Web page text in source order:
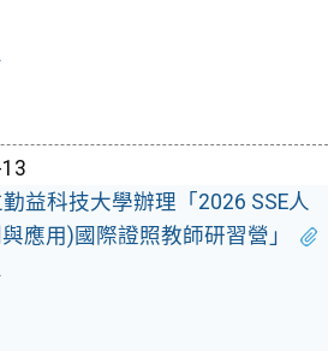
勤益科技大學辦理「2026 SSE人
應用)國際證照教師研習營」